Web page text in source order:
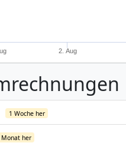
2. Aug
1 Woche her
Monat her